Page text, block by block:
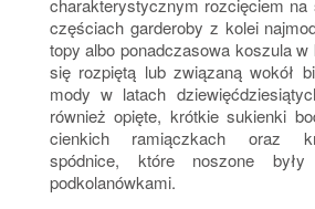
charakterystycznym rozcięciem
częściach garderoby z kolei
topy albo ponadczasowa koszula w
się rozpiętą lub związaną wokół
mody w latach
również opięte, krótkie sukienki
cienkich ramiączkach oraz
spódnice, które noszone
podkolanówkami.